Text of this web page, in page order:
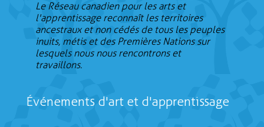
Le Réseau canadien pour les arts et
l'apprentissage reconnaît les territoires
ancestraux et non cédés de tous les peuples
inuits, métis et des Premières Nations sur
lesquels nous nous rencontrons et
travaillons.
Événements d'art et d'apprentissage